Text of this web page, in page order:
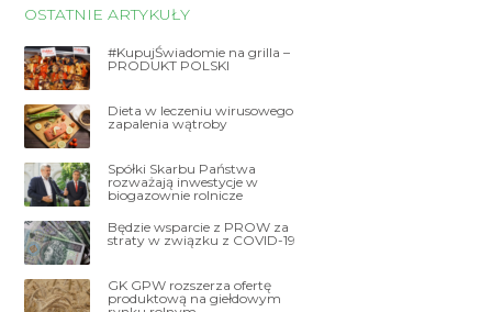
OSTATNIE ARTYKUŁY
#KupujŚwiadomie na grilla –
PRODUKT POLSKI
Dieta w leczeniu wirusowego
zapalenia wątroby
Spółki Skarbu Państwa
rozważają inwestycje w
biogazownie rolnicze
Będzie wsparcie z PROW za
straty w związku z COVID-19
GK GPW rozszerza ofertę
produktową na giełdowym